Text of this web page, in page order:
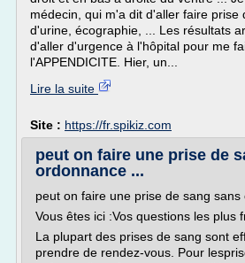
médecin, qui m'a dit d'aller faire prise
d'urine, écographie, ... Les résultats
d'aller d'urgence à l'hôpital pour me
l'APPENDICITE. Hier, un...
Lire la suite
Site : https://fr.spikiz.com
peut on faire une prise de
ordonnance ...
peut on faire une prise de sang sans
Vous êtes ici :Vos questions les plus
La plupart des prises de sang sont
prendre de rendez-vous. Pour